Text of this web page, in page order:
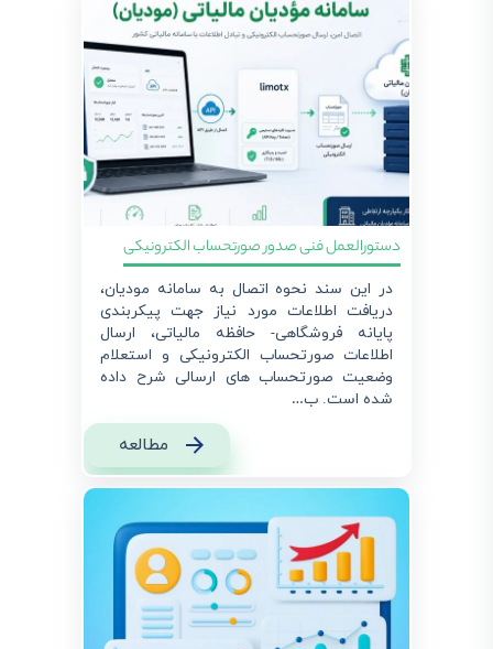
دستورالعمل فنی صدور صورتحساب الکترونیکی
در این سند نحوه اتصال به سامانه مودیان،
دریافت اطلاعات مورد نیاز جهت پیکربندی
پایانه فروشگاهی- حافظه مالیاتی، ارسال
اطلاعات صورتحساب الکترونیکی و استعلام
وضعیت صورتحساب های ارسالی شرح داده
شده است. ب…
مطالعه